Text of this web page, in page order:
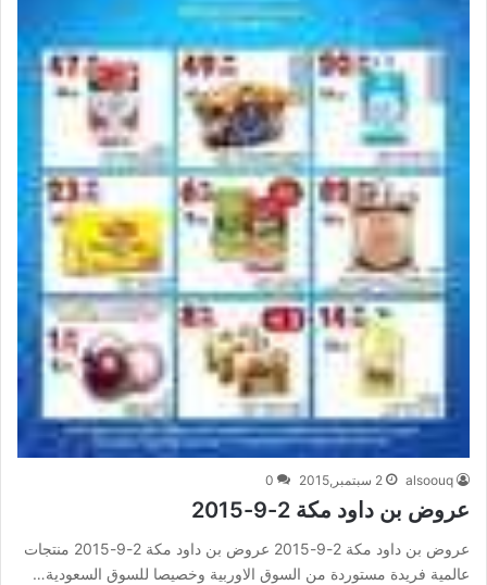
alsoouq 2 سبتمبر,2015 0
عروض بن داود مكة 2-9-2015
عروض بن داود مكة 2-9-2015 عروض بن داود مكة 2-9-2015 منتجات
عالمية فريدة مستوردة من السوق الاوربية وخصيصا للسوق السعودية…